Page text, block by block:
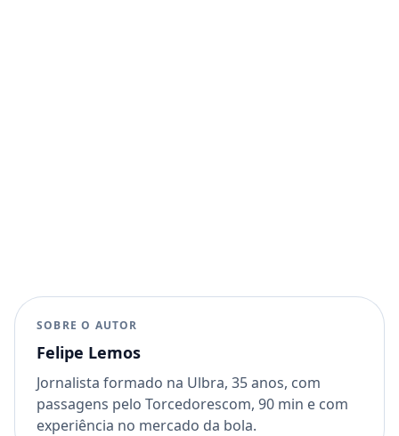
SOBRE O AUTOR
Felipe Lemos
Jornalista formado na Ulbra, 35 anos, com
passagens pelo Torcedorescom, 90 min e com
experiência no mercado da bola.